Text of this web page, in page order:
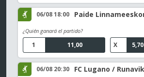
06/08 18:00 Paide
¿Quién ganará el partido?
11,00
1 5,70
X
06/08 20:30 FC Lugano / Runavik